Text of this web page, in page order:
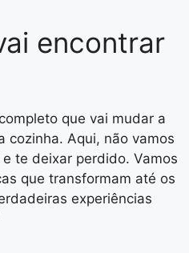
encontrar
que vai mudar a
cozinha. Aqui, não vamos
te deixar perdido. Vamos
que transformam até os
experiências